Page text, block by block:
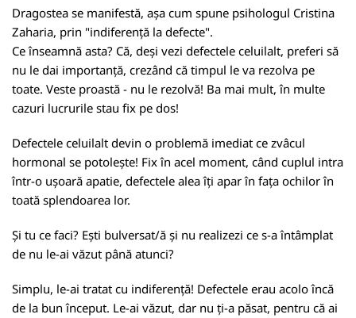
Dragostea se manifestă, așa cum spune psihologul Cristina
Zaharia, prin "indiferență la defecte".
Ce înseamnă asta? Că, deși vezi defectele celuilalt, preferi să
nu le dai importanță, crezând că timpul le va rezolva pe
toate. Veste proastă - nu le rezolvă! Ba mai mult, în multe
cazuri lucrurile stau fix pe dos!
Defectele celuilalt devin o problemă imediat ce zvâcul
hormonal se potolește! Fix în acel moment, când cuplul intra
într-o ușoară apatie, defectele alea îți apar în fața ochilor în
toată splendoarea lor.
Și tu ce faci? Ești bulversat/ă și nu realizezi ce s-a întâmplat
de nu le-ai văzut până atunci?
Simplu, le-ai tratat cu indiferență! Defectele erau acolo încă
de la bun început. Le-ai văzut, dar nu ți-a păsat, pentru că ai